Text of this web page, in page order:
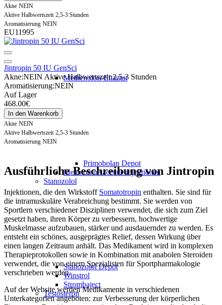
Methenolon-Enantat
Primobolan Depot
Metenolone acetate injektionen
Stanozolol
Stanozolol Depot
Winstrol
Strombaject
Testosteron
Akne NEIN
Aktive Halbwertszeit 2,5-3 Stunden
Aromatisierung NEIN
EU11995
Jintropin 50 IU GenSci
Akne:NEIN Aktive Halbwertszeit:2,5-3 Stunden
Aromatisierung:NEIN
Auf Lager
468.00€
In den Warenkorb
Akne NEIN
Aktive Halbwertszeit 2,5-3 Stunden
Aromatisierung NEIN
Ausführliche Beschreibung von Jintropin
Injektionen, die den Wirkstoff Somatotropin enthalten. Sie sind für
die intramuskuläre Verabreichung bestimmt. Sie werden von
Sportlern verschiedener Disziplinen verwendet, die sich zum Ziel
gesetzt haben, ihren Körper zu verbessern, hochwertige
Muskelmasse aufzubauen, stärker und ausdauernder zu werden. Es
entsteht ein schönes, ausgeprägtes Relief, dessen Wirkung über
einen langen Zeitraum anhält. Das Medikament wird in komplexen
Therapieprotokollen sowie in Kombination mit anabolen Steroiden
verwendet, die von einem Spezialisten für Sportpharmakologie
verschrieben werden.
Auf der Website werden Medikamente in verschiedenen
Unterkategorien angeboten: zur Verbesserung der körperlichen